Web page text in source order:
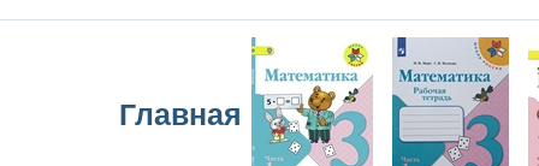
Главная